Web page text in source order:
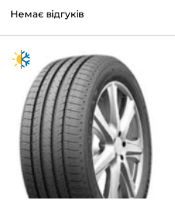
Немає відгуків